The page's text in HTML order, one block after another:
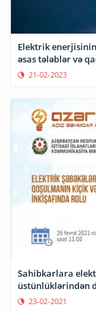
Elektrik
21-02-2023
Sahibkarlara
üstünlüklərindən
23-02-2021